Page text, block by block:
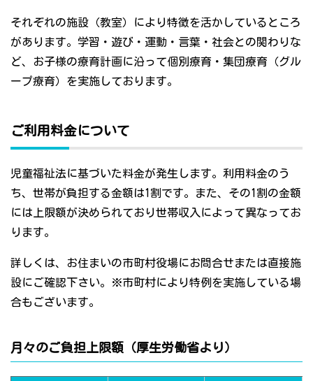
それぞれの施設（教室）により特徴を活かしているところ
があります。学習・遊び・運動・言葉・社会との関わりな
ど、お子様の療育計画に沿って個別療育・集団療育（グル
ープ療育）を実施しております。
ご利用料金について
児童福祉法に基づいた料金が発生します。利用料金のう
ち、世帯が負担する金額は1割です。また、その1割の金額
には上限額が決められており世帯収入によって異なってお
ります。
詳しくは、お住まいの市町村役場にお問合せまたは直接施
設にご確認下さい。※市町村により特例を実施している場
合もございます。
月々のご負担上限額（厚生労働省より）